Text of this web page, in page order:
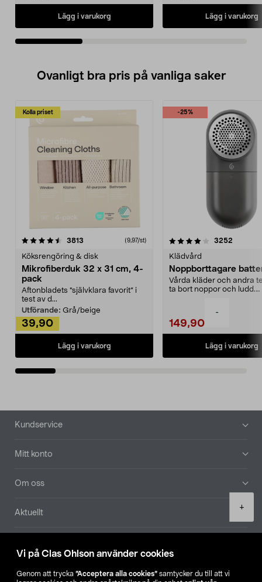
Vi på Clas Ohlson använder cookies
Genom att trycka ”Acceptera alla cookies” samtycker du till att vi
-
+
Lägg i varukorg Lägg i varukorg
Ovanligt bra pris på vanliga saker
Kolla priset
3813 (9,97/st)
Köksrengöring & disk
Mikrofiberduk 32 x 31 cm, 4-
pack
Aftonbladets "självklara favorit” i
test av d...
Utförande: Grå/beige
39,90
Lägg i varukorg
-25%
4.0av 5 stjärnor 3252
Klädvård
Noppborttagare
Vårda kläder och andra
ta bort noppor och ludd.
149,90
Lägg i varukorg
4.5av 5 stjärnor
Sidfot
Kundservice
Mitt konto
Om oss
Aktuellt
Hitta butik